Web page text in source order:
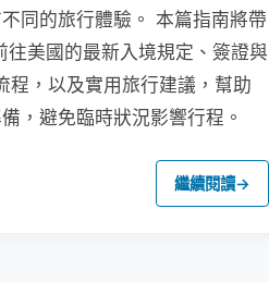
同的旅行體驗。 本篇指南將帶
美國的最新入境規定、簽證與
程，以及實用旅行建議，幫助
，避免臨時狀況影響行程。
繼續閱讀→